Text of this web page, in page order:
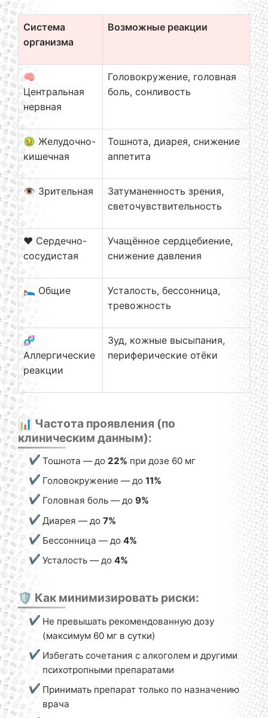
Система
организма
Возможные реакции
🧠
Центральная
нервная
Головокружение, головная
боль, сонливость
🤢 Желудочно-
кишечная
Тошнота, диарея, снижение
аппетита
👁️ Зрительная
Затуманенность зрения,
светочувствительность
❤️ Сердечно-
сосудистая
Учащённое сердцебиение,
снижение давления
🛌 Общие
Усталость, бессонница,
тревожность
🧬
Аллергические
реакции
Зуд, кожные высыпания,
периферические отёки
📊 Частота проявления (по
клиническим данным):
Тошнота — до 22% при дозе 60 мг
Головокружение — до11%
Головная боль — до9%
Диарея — до7%
Бессонница — до4%
Усталость — до4%
🛡️ Как минимизировать риски:
Не превышать рекомендованную дозу
(максимум 60 мг в сутки)
Избегать сочетания с алкоголем и другими
психотропными препаратами
Принимать препарат только по назначению
врача